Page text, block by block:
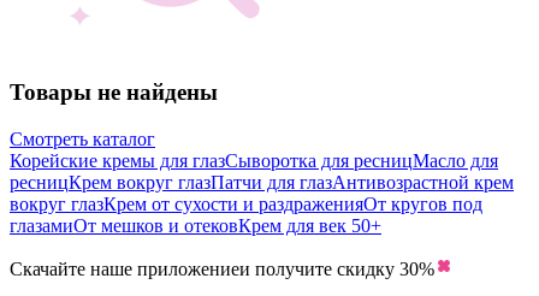
Товары не найдены
Смотреть каталог
Корейские кремы для глазСыворотка для ресницМасло для
ресницКрем вокруг глазПатчи для глазАнтивозрастной крем
вокруг глазКрем от сухости и раздраженияОт кругов под
глазамиОт мешков и отековКрем для век 50+
Скачайте наше приложениеи получите скидку 30%